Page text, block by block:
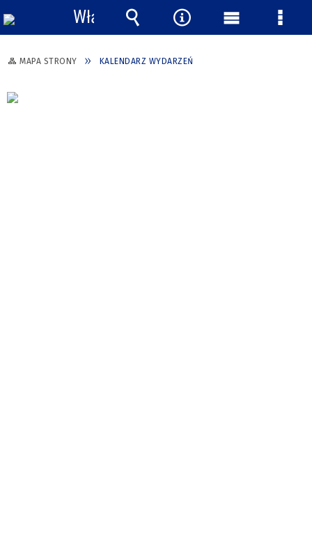
MAPA STRONY KALENDARZ WYDARZEŃ
Włącz
powiadomienia
Wyszukiwarka
Narzędzia
Menu Menu